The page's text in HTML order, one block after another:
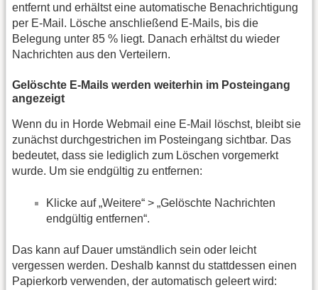
entfernt und erhältst eine automatische Benachrichtigung
per E-Mail. Lösche anschließend E-Mails, bis die
Belegung unter 85 % liegt. Danach erhältst du wieder
Nachrichten aus den Verteilern.
Gelöschte E-Mails werden weiterhin im Posteingang
angezeigt
Wenn du in Horde Webmail eine E-Mail löschst, bleibt sie
zunächst durchgestrichen im Posteingang sichtbar. Das
bedeutet, dass sie lediglich zum Löschen vorgemerkt
wurde. Um sie endgültig zu entfernen:
Klicke auf „Weitere“ > „Gelöschte Nachrichten
endgültig entfernen“.
Das kann auf Dauer umständlich sein oder leicht
vergessen werden. Deshalb kannst du stattdessen einen
Papierkorb verwenden, der automatisch geleert wird: